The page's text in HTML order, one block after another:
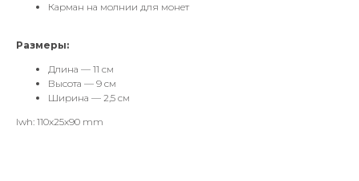
Карман на молнии для монет
Размеры:
Длина — 11 см
Высота — 9 см
Ширина — 2,5 см
lwh: 110x25x90 mm